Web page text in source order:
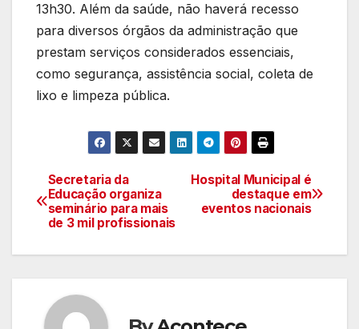
13h30. Além da saúde, não haverá recesso
para diversos órgãos da administração que
prestam serviços considerados essenciais,
como segurança, assistência social, coleta de
lixo e limpeza pública.
Navegação
de
artigos
Hospital Municipal é
destaque em
eventos nacionais
Secretaria da
Educação organiza
seminário para mais
de 3 mil profissionais